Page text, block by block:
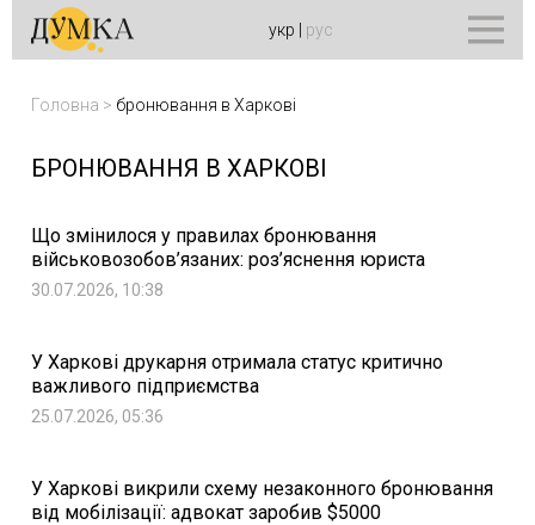
укр рус
Головна > бронювання в Харкові
БРОНЮВАННЯ В ХАРКОВІ
Що змінилося у правилах бронювання
військовозобов’язаних: роз’яснення юриста
30.07.2026, 10:38
У Харкові друкарня отримала статус критично
важливого підприємства
25.07.2026, 05:36
У Харкові викрили схему незаконного бронювання
від мобілізації: адвокат заробив $5000